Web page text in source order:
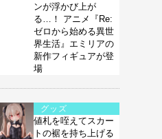
ンが浮かび上が
る…！ アニメ『Re:
ゼロから始める異世
界生活』エミリアの
新作フィギュアが登
場
グッズ
値札を咥えてスカー
トの裾を持ち上げる